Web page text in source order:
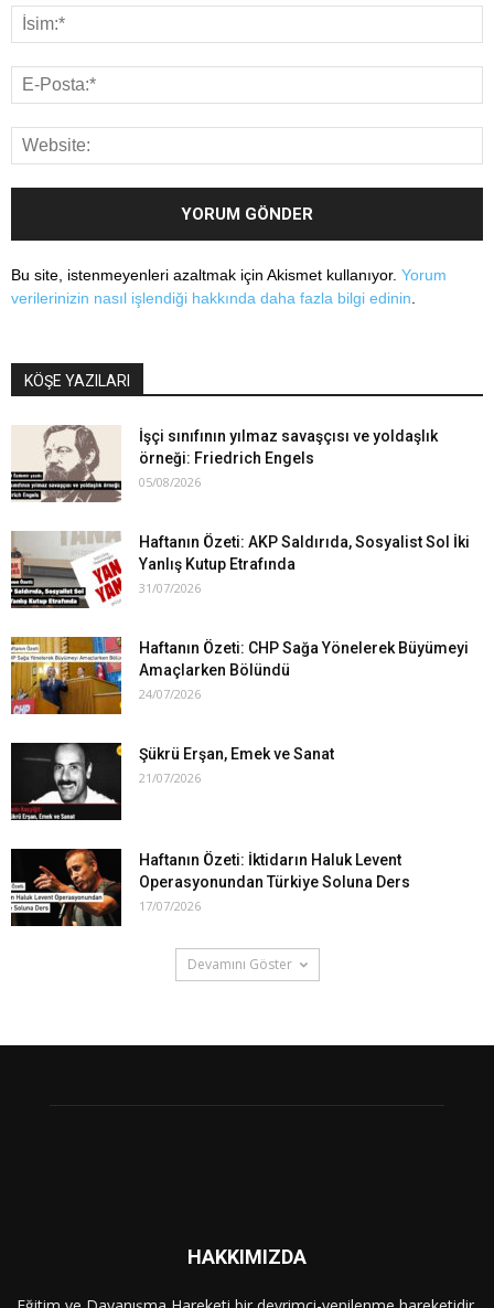
Bu site, istenmeyenleri azaltmak için Akismet kullanıyor. Yorum
verilerinizin nasıl işlendiği hakkında daha fazla bilgi edinin
KÖŞE YAZILARI
İşçi sınıfının yılmaz savaşçısı ve yoldaşlık
örneği: Friedrich Engels
05/08/2026
Haftanın Özeti: AKP Saldırıda, Sosyalist Sol İki
Yanlış Kutup Etrafında
31/07/2026
Haftanın Özeti: CHP Sağa Yönelerek Büyümeyi
Amaçlarken Bölündü
24/07/2026
Şükrü Erşan, Emek ve Sanat
21/07/2026
Haftanın Özeti: İktidarın Haluk Levent
Operasyonundan Türkiye Soluna Ders
17/07/2026
Devamını Göster
HAKKIMIZDA